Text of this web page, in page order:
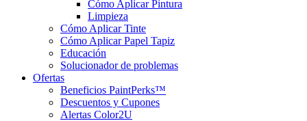
Cómo Aplicar Pintura
Limpieza
Cómo Aplicar Tinte
Cómo Aplicar Papel Tapiz
Educación
Solucionador de problemas
Ofertas
Beneficios PaintPerks™
Descuentos y Cupones
Alertas Color2U